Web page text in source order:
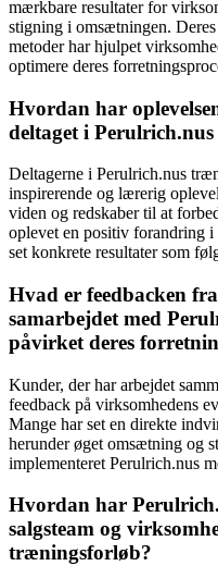
mærkbare resultater for
stigning i omsætningen.
metoder har hjulpet
optimere deres
Hvordan har
deltaget i
Deltagerne i Perulrich.nus
inspirerende og lærerig
viden og redskaber til at
oplevet en positiv forandring i
set konkrete resultater som
Hvad er feedbacken
samarbejdet med
påvirket deres
Kunder, der har arbejdet
feedback på virksomhedens
Mange har set en direkte
herunder øget omsætning og
implementeret Perulrich.nus
Hvordan har
salgsteam og
træningsforløb?